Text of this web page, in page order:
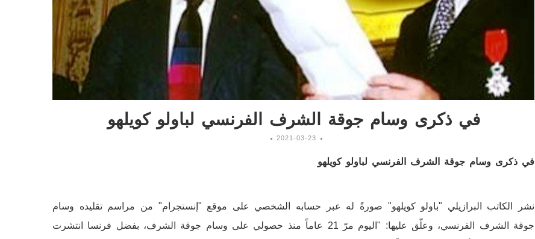
في ذكرى وسام جوقة الشرف الفرنسي لباولو كويلهو
2021-03-23
في ذكرى وسام جوقة الشرف الفرنسي لباولو كويلهو
نشر الكاتب البرازيلي "باولو كويلهو" صورةً له عبر حسابه الشخصي على موقع "إنستجرام" من مراسم تقليده وسام
جوقة الشرف الفرنسي، وعلّق عليها: "اليوم مرّ 21 عاماً منذ حصولي على وسام جوقة الشرف، بفضل فرنسا انتشرت